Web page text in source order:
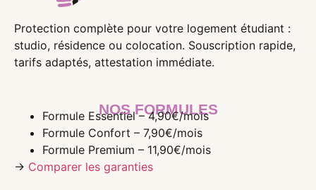
Protection complète pour votre logement étudiant :
studio, résidence ou colocation. Souscription rapide,
tarifs adaptés, attestation immédiate.
NOS FORMULES
Formule Essentiel – 4,90€/mois
Formule Confort – 7,90€/mois
Formule Premium – 11,90€/mois
→ Comparer les garanties